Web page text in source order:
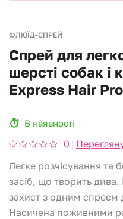
ФЛЮЇД-СПРЕЙ
Спрей для
шерсті собак і
Express Hair
В наявності
0
Легке розчісування та
засіб, що творить
захист з одним спреєм
Насичена поживними